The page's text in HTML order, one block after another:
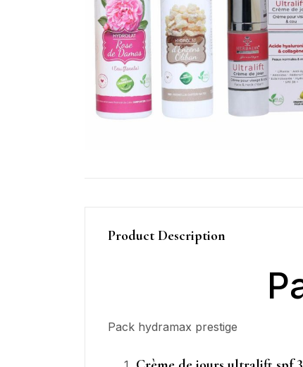
Product Description
Pack hydramax prestige